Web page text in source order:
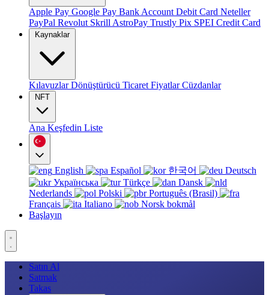
Apple Pay Google Pay Bank Account Debit Card Neteller
PayPal Revolut Skrill AstroPay Trustly Pix SPEI Credit Card
Kaynaklar
KılavuzlarDönüştürücü Ticaret FiyatlarCüzdanlar
NFT
Ana Keşfedin Liste
English Español 한국어
Deutsch
Українська
Türkçe
Dansk
Nederlands
Polski
Português (Brasil)
Français
Italiano
Norsk bokmål
Başlayın
Satın Al
Satmak
Takas